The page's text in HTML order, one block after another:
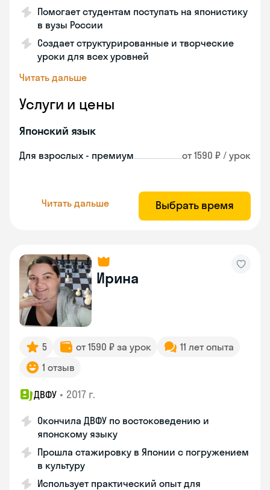
Помогает студентам поступать на японистику
в вузы России
Создает структурированные и творческие
уроки для всех уровней
Читать дальше
Услуги и цены
Японский язык
Для взрослых - премиум от 1590 ₽ / урок
Читать дальше Выбрать время
Ирина
5 от 1590 ₽ за урок
11 лет опыта
1 отзыв
ДВФУ • 2017 г.
Окончила ДВФУ по востоковедению и
японскому языку
Прошла стажировку в Японии с погружением
в культуру
Использует практический опыт для